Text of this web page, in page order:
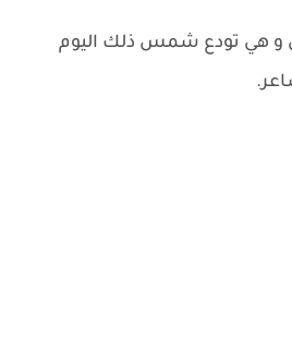
و هي تودع شمس ذلك اليوم